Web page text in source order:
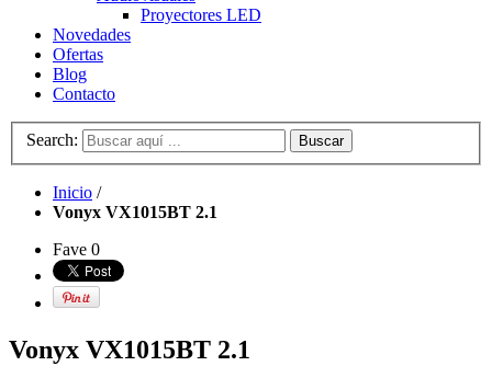
Proyectores LED
Novedades
Ofertas
Blog
Contacto
Search: Buscar
Inicio /
Vonyx VX1015BT 2.1
Fave 0
Vonyx VX1015BT 2.1